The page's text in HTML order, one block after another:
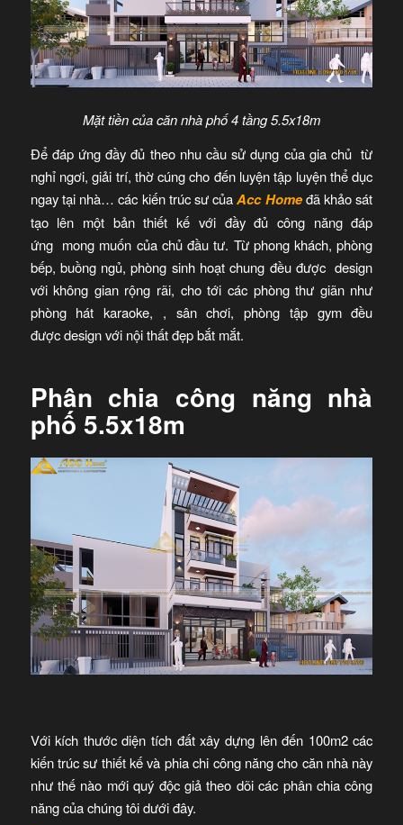
Mặt tiền của căn nhà phố 4 tầng 5.5x18m
Để đáp ứng đầy đủ theo nhu cầu sử dụng của gia chủ từ
nghỉ ngơi, giải trí, thờ cúng cho đến luyện tập luyện thể dục
ngay tại nhà… các kiến trúc sư củaAcc Homeđã khảo sát
tạo lên một bản thiết kế với đầy đủ công năng đáp
ứng mong muốn của chủ đầu tư. Từ phong khách, phòng
bếp, buồng ngủ, phòng sinh hoạt chung đều được design
với không gian rộng rãi, cho tới các phòng thư giãn như
phòng hát karaoke, , sân chơi, phòng tập gym đều
được design với nội thất đẹp bắt mắt.
Phân chia công năng nhà
phố 5.5x18m
Với kích thước diện tích đất xây dựng lên đến 100m2 các
kiến trúc sư thiết kế và phia chi công năng cho căn nhà này
như thế nào mới quý độc giả theo dõi các phân chia công
năng của chúng tôi dưới đây.